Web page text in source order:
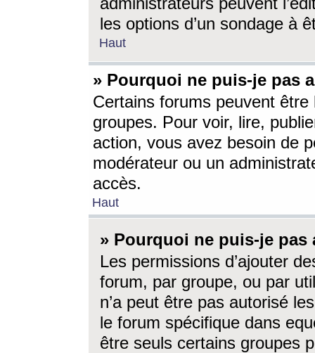
les options d’un sondage à
Haut
» Pourquoi ne puis-je pas
Certains forums peuvent être
groupes. Pour voir, lire,
action, vous avez besoin de
modérateur ou un
accès.
Haut
» Pourquoi ne puis-je
Les permissions d’ajouter
forum, par groupe, ou par
n’a peut être pas autorisé
le forum spécifique dans
être seuls certains groupes